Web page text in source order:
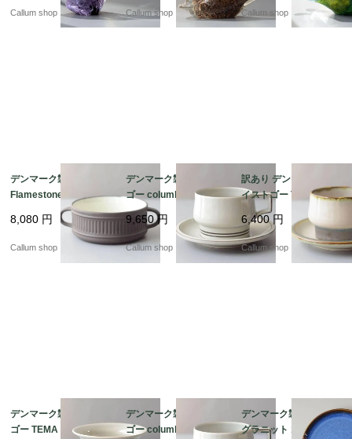
アンティーク ヴィンテ
ージ_260721 ig4975
Callum shop
フィギュア ヴィンテー
ジ_260721 ig4974
Callum shop
フィギュア ヴィンテー
ジ_260721 ig4972
Callum shop
デンマーク製 DANSK
Flamestone 持ち手付
き スープボウル 器 ク
イストゴー J.H.Quistg
aard 北欧ヴィンテージ
8,080 円
Callum shop
デンマーク製 クイスト
ゴー columbia ティー
カップ＆ソーサー コロ
ンビア B&G Bing & Gr
ondahl J.H.Quistgaard
北欧ヴィンテージ アン
9,650円
Callum shop
訳あり デンマーク製 ク
イストゴー TEMA ティ
ーカップ＆ソーサー テ
ィーマ B&G Bing & Gr
ondahl J.H.Quistgaard
北欧ヴィンテージ アン
6,400円
Callum shop
デンマーク製 クイスト
ゴー TEMA ボウル 鉢
デンマーク製 クイスト
ゴー columbia ティー
デンマーク製 SOHOLM
グラニット 18cm プレ